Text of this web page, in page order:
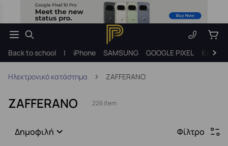
Back to school | iPhone SAMSUNG GOOGLE PIXEL Ιδέες
Ηλεκτρονικό κατάστημα ZAFFERANO
ZAFFERANO 226 item
Δημοφιλή Φίλτρο